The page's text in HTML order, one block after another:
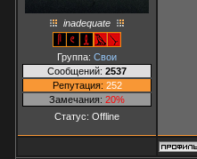
inadequate
Группа: Свои
Сообщений: 2537
Репутация: 252
Замечания: 20%
Статус: Offline